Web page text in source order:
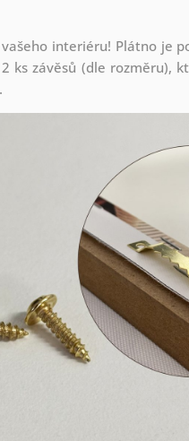
interiéru! Plátno je
ks závěsů (dle rozměru),